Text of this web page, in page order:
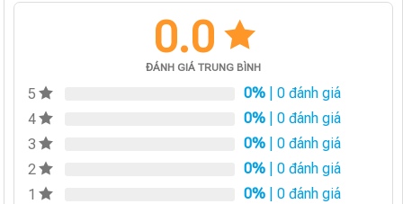
0.0
ĐÁNH GIÁ TRUNG BÌNH
5 0% | 0 đánh giá
4
0% | 0 đánh giá
3
0% | 0 đánh giá
2
0% | 0 đánh giá
1
0% | 0 đánh giá